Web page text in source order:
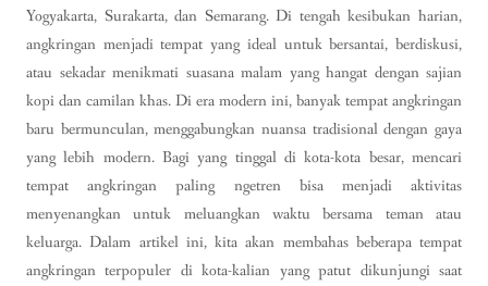
Yogyakarta, Surakarta, dan Semarang. Di tengah kesibukan harian,
angkringan menjadi tempat yang ideal untuk bersantai, berdiskusi,
atau sekadar menikmati suasana malam yang hangat dengan sajian
kopi dan camilan khas. Di era modern ini, banyak tempat angkringan
baru bermunculan, menggabungkan nuansa tradisional dengan gaya
yang lebih modern. Bagi yang tinggal di kota-kota besar, mencari
tempat angkringan paling ngetren bisa menjadi aktivitas
menyenangkan untuk meluangkan waktu bersama teman atau
keluarga. Dalam artikel ini, kita akan membahas beberapa tempat
angkringan terpopuler di kota-kalian yang patut dikunjungi saat